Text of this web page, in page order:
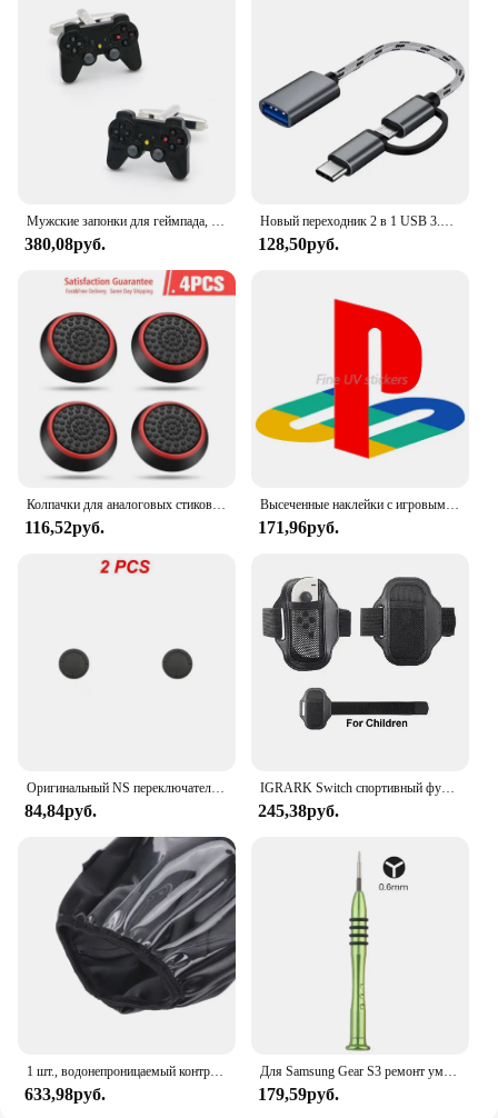
380,08руб. 128,50руб.
116,52руб.
Высеченные наклейки с игровым логотипом, автономные наклейки для геймпада, наклейки для игровых автоматов, виниловые наклейки из ПВХ для игровой станции
171,96руб.
84,84руб.
IGRARK Switch спортивный футбольный/NS Ring Fit Adventure эластичный ремешок для ног для Nintendo Switch Oled контроллер Joycon игровые аксессуары
245,38руб.
633,98руб.
Для Samsung Gear S3 ремонт умных часов Y-Tip 0,6 мм 1,5 мм 2,0 мм трехлопастная отвертка для Nintendo Switch JoyCon для iPhone
179,59руб.